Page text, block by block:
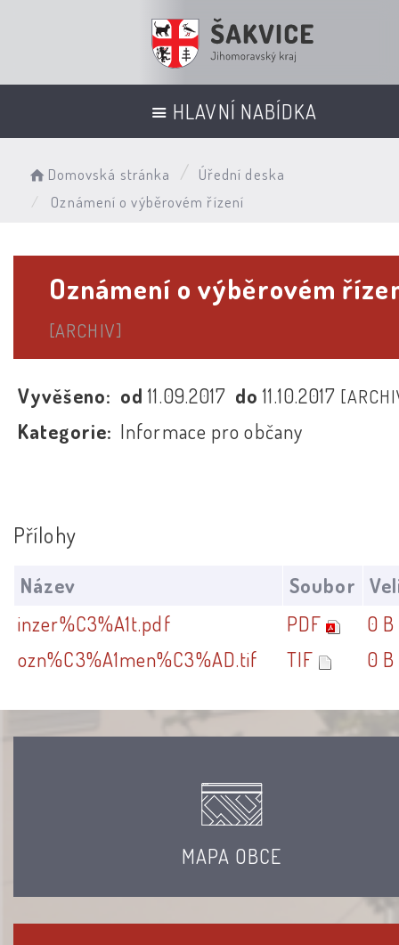
HLAVNÍ NABÍDKA
Domovská stránka
Úřední deska
Oznámení o výběrovém řízení
Oznámení o výběrovém
[ARCHIV]
Vyvěšeno: od11.09.2017 do11.10.2017
Kategorie: Informace pro občany
Přílohy
Název Soubor
inzer%C3%A1t.pdf
PDF
0 B
ozn%C3%A1men%C3%AD.tif
TIF 0 B
MAPA OBCE